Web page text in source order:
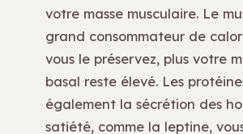
votre masse musculaire. Le
grand consommateur de
vous le préservez, plus votre
basal reste élevé. Les
également la sécrétion des
satiété, comme la leptine,